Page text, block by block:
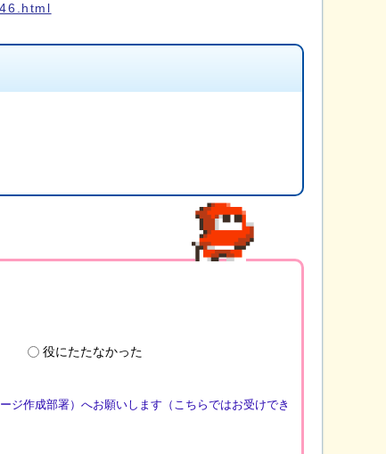
役にたたなかった
ジ作成部署）へお願いします（こちらではお受けでき